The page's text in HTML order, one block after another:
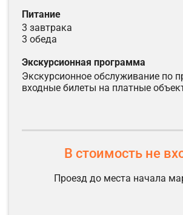
питание
3 завтрака
3 обеда
экскурсионная программа
экскурсионное обслуживание по
входные билеты на платные
В стоимость не
Проезд до места начала